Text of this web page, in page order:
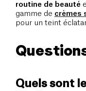
routine de beauté
gamme de crèmes
pour un teint
Quels sont